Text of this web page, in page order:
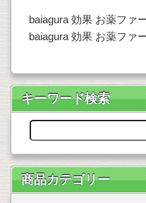
baiagura 効果 お薬ファ
baiagura 効果 お薬ファ
キーワード検索
商品カテゴリー